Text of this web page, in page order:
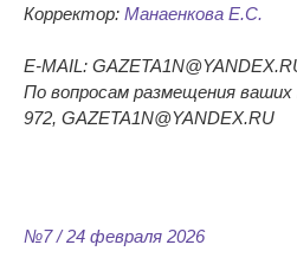
Корректор: Манаенкова Е.С.
E-MAIL:
По вопросам размещения
972, GAZETA1N@YANDEX.RU
№7 / 24 февраля 2026